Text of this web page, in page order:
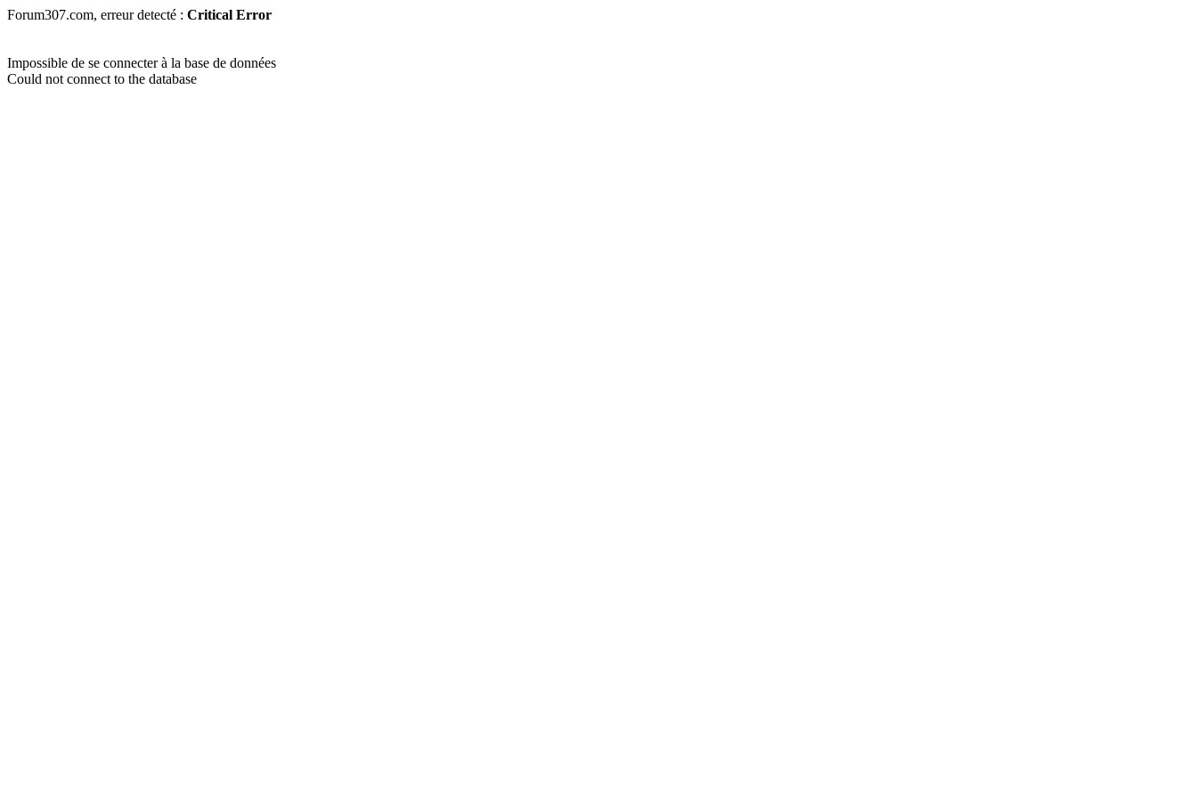
Forum307.com, erreur detecté : Critical Error
Impossible de se connecter à la base de données
Could not connect to the database